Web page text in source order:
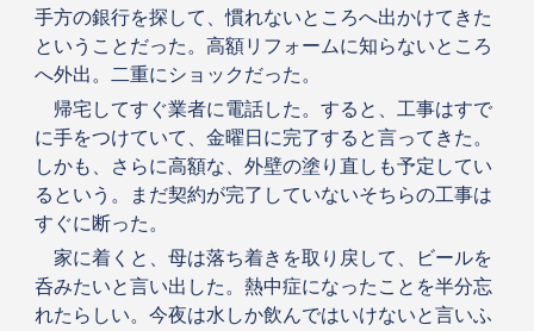
手方の銀行を探して、慣れないところへ出かけてきた
ということだった。高額リフォームに知らないところ
へ外出。二重にショックだった。
帰宅してすぐ業者に電話した。すると、工事はすで
に手をつけていて、金曜日に完了すると言ってきた。
しかも、さらに高額な、外壁の塗り直しも予定してい
るという。まだ契約が完了していないそちらの工事は
すぐに断った。
家に着くと、母は落ち着きを取り戻して、ビールを
呑みたいと言い出した。熱中症になったことを半分忘
れたらしい。今夜は水しか飲んではいけないと言いふ